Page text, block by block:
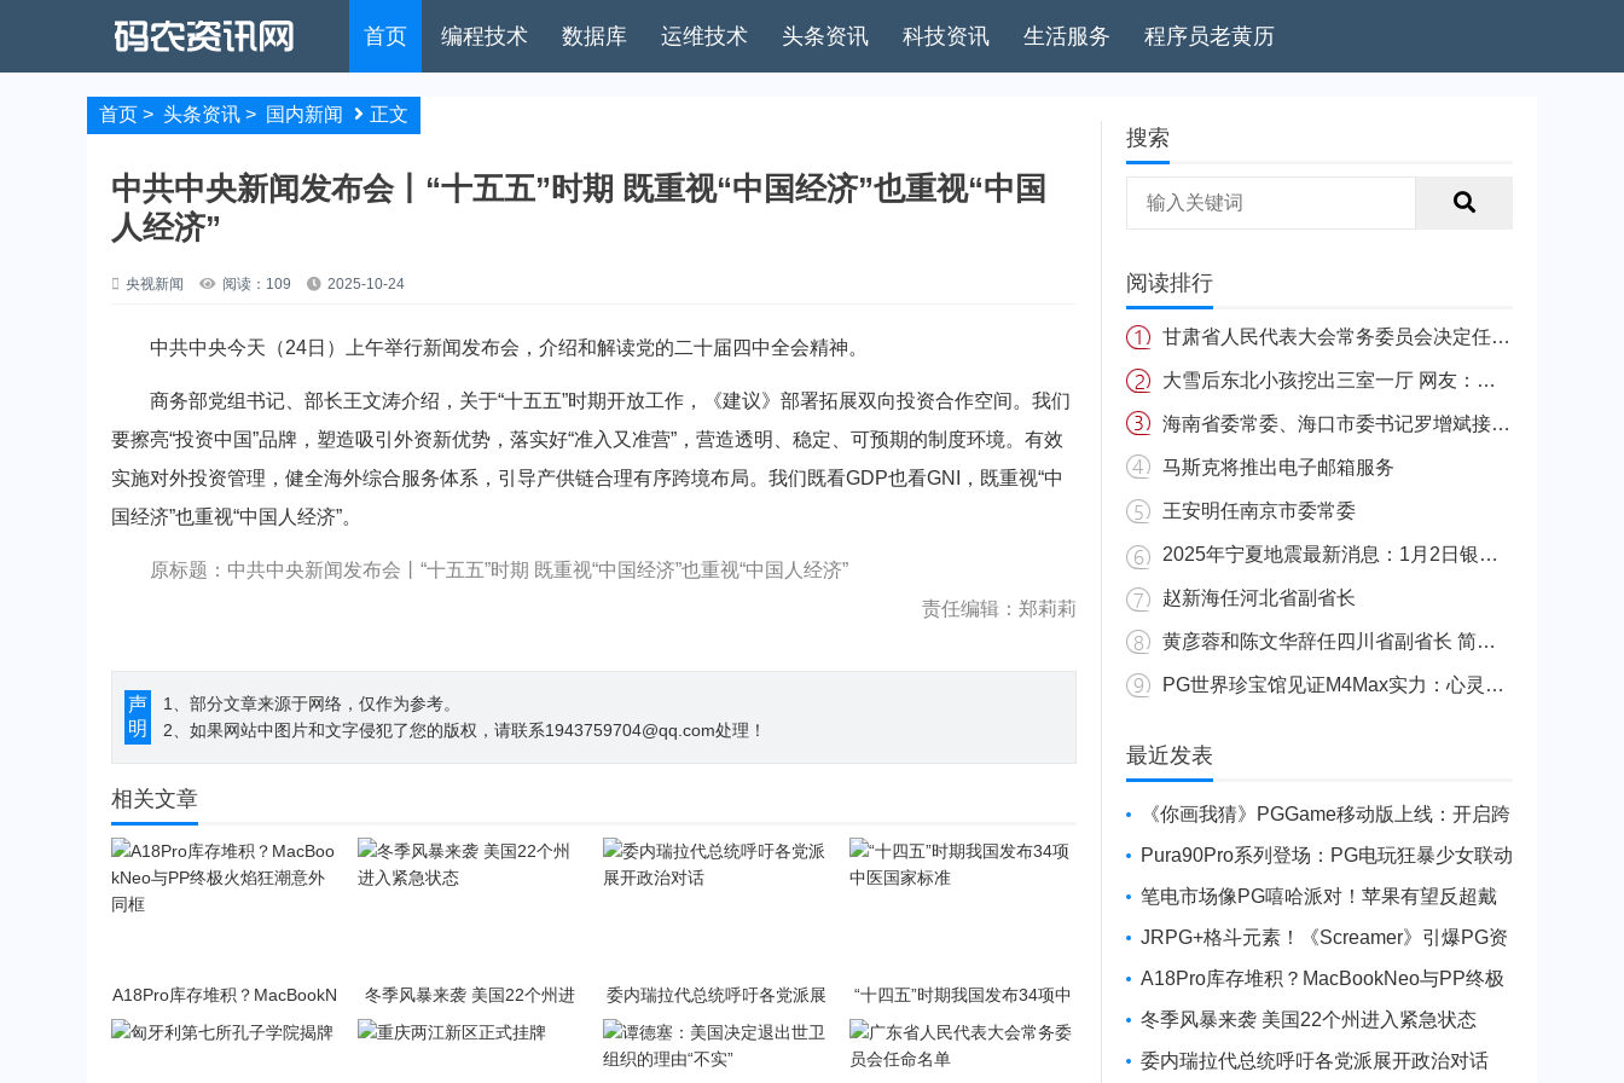
首页 编程技术 数据库 运维技术 头条资讯 科技资讯 生活服务 程序员老黄历
首页 > 头条资讯 > 国内新闻 正文
中共中央新闻发布会丨“十五五”时期 既重视“中国经济”也重视“中国
人经济”
央视新闻 阅读：109 2025-10-24
中共中央今天（24日）上午举行新闻发布会，介绍和解读党的二十届四中全会精神。
商务部党组书记、部长王文涛介绍，关于“十五五”时期开放工作，《建议》部署拓展双向投资合作空间。我们
要擦亮“投资中国”品牌，塑造吸引外资新优势，落实好“准入又准营”，营造透明、稳定、可预期的制度环境。有效
实施对外投资管理，健全海外综合服务体系，引导产供链合理有序跨境布局。我们既看GDP也看GNI，既重视“中
国经济”也重视“中国人经济”。
原标题：中共中央新闻发布会丨“十五五”时期 既重视“中国经济”也重视“中国人经济”
责任编辑：郑莉莉
声
明
1、部分文章来源于网络，仅作为参考。
2、如果网站中图片和文字侵犯了您的版权，请联系1943759704@qq.com处理！
相关文章
A18Pro库存堆积？MacBookN
eo与PP终极火焰狂潮意外同
框
冬季风暴来袭 美国22个州进
委内瑞拉代总统呼吁各党派展
“十四五”时期我国发布34项中
搜索
阅读排行
甘肃省人民代表大会常务委员会决定任免名单
大雪后东北小孩挖出三室一厅 网友：南方的娃很羡慕
海南省委常委、海口市委书记罗增斌接受中央纪委国家监委纪律审查和监察调查
马斯克将推出电子邮箱服务
王安明任南京市委常委
2025年宁夏地震最新消息：1月2日银川发生4.8级地震
赵新海任河北省副省长
黄彦蓉和陈文华辞任四川省副省长 简历资料照片
PG世界珍宝馆见证M4Max实力：心灵杀手2竟轻松跑出80FPS！
最近发表
《你画我猜》PGGame移动版上线：开启跨
平台互动新玩法
Pura90Pro系列登场：PG电玩狂暴少女联动
旗舰性能升级
笔电市场像PG嘻哈派对！苹果有望反超戴
尔进前三
JRPG+格斗元素！《Screamer》引爆PG资
讯手游新焦点
A18Pro库存堆积？MacBookNeo与PP终极
火焰狂潮意外同框
冬季风暴来袭 美国22个州进入紧急状态
委内瑞拉代总统呼吁各党派展开政治对话